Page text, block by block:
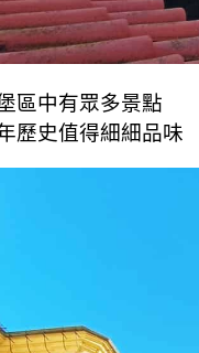
區中有眾多景點
歷史值得細細品味